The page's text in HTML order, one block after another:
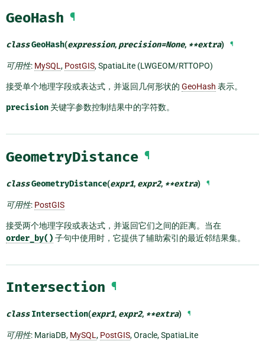
GeoHash ¶
classGeoHash(expression, precision=None, **extra) ¶
可用性: MySQL , PostGIS, SpatiaLite (LWGEOM/RTTOPO)
接受单个地理字段或表达式，并返回几何形状的 GeoHash 表示。
precision 关键字参数控制结果中的字符数。
GeometryDistance ¶
classGeometryDistance(expr1, expr2, **extra) ¶
可用性: PostGIS
接受两个地理字段或表达式，并返回它们之间的距离。当在
order_by() 子句中使用时，它提供了辅助索引的最近邻结果集。
Intersection ¶
class Intersection(expr1, expr2, **extra) ¶
可用性: MariaDB, MySQL , PostGIS, Oracle, SpatiaLite